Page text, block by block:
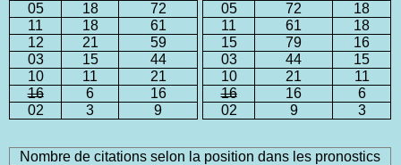
05
18
72
11
18
61
12
21
59
03
15
44
10
11
21
16
6
16
02
3 9
05
72
18
11
61
18
15
79
16
03
44
15
10
21
11
16
16
6
02
9 3
Nombre de citations selon la position dans les pronostics